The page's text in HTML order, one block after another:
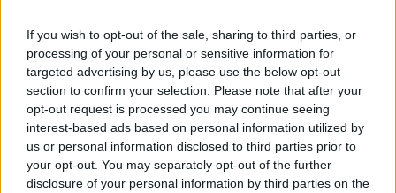
If you wish to opt-out of the sale, sharing to third parties, or
processing of your personal or sensitive information for
targeted advertising by us, please use the below opt-out
section to confirm your selection. Please note that after your
opt-out request is processed you may continue seeing
interest-based ads based on personal information utilized by
us or personal information disclosed to third parties prior to
your opt-out. You may separately opt-out of the further
disclosure of your personal information by third parties on the
Από το Δίκτυο